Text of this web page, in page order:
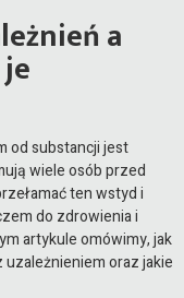
a
od substancji jest
wiele osób przed
ten wstyd i
do zdrowienia i
artykule omówimy, jak
oraz jakie